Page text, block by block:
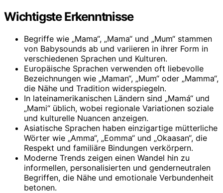
Wichtigste Erkenntnisse
Begriffe wie „Mama“, „Mama“ und „Mum“ stammen
von Babysounds ab und variieren in ihrer Form in
verschiedenen Sprachen und Kulturen.
Europäische Sprachen verwenden oft liebevolle
Bezeichnungen wie „Maman“, „Mum“ oder „Mamma“,
die Nähe und Tradition widerspiegeln.
In lateinamerikanischen Ländern sind „Mamá“ und
„Mami“ üblich, wobei regionale Variationen soziale
und kulturelle Nuancen anzeigen.
Asiatische Sprachen haben einzigartige mütterliche
Wörter wie „Amma“, „Eomma“ und „Okaasan“, die
Respekt und familiäre Bindungen verkörpern.
Moderne Trends zeigen einen Wandel hin zu
informellen, personalisierten und genderneutralen
Begriffen, die Nähe und emotionale Verbundenheit
betonen.